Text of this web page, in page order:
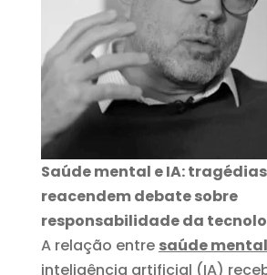
Saúde mental e IA:
reacendem debate sobre
responsabilidade da
A relação entre saúde mental
inteligência artificial (IA)